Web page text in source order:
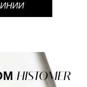
HISTOMER